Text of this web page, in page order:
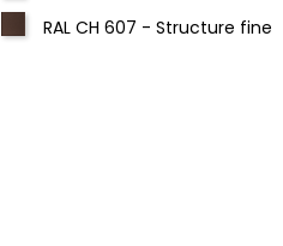
RAL CH 607 - Structure fine